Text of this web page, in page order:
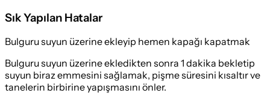
Sık Yapılan Hatalar
Bulguru suyun üzerine ekleyip hemen kapağı kapatmak
Bulguru suyun üzerine ekledikten sonra 1 dakika bekletip
suyun biraz emmesini sağlamak, pişme süresini kısaltır ve
tanelerin birbirine yapışmasını önler.